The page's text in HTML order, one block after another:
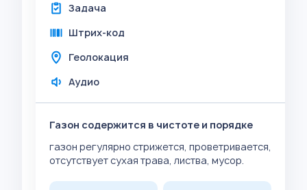
Задача
Штрих-код
Геолокация
Аудио
Газон содержится в чистоте и порядке
газон регулярно стрижется, проветривается,
отсутствует сухая трава, листва, мусор.